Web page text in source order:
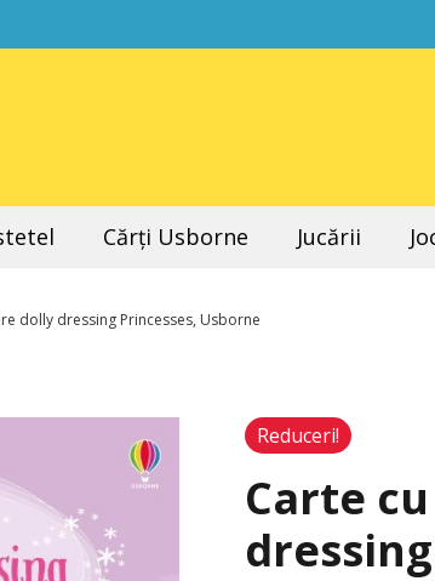
Cărți Usborne Jucării
dolly dressing Princesses, Usborne
Reduceri!
Carte